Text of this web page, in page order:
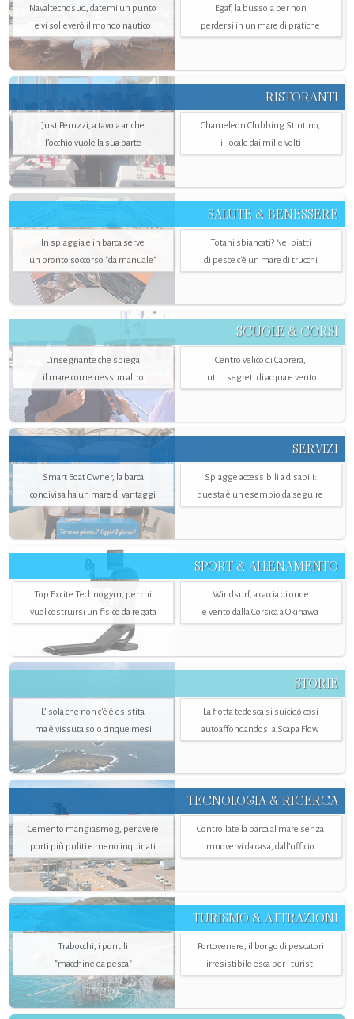
Navaltecnosud, datemi un punto
e vi solleverò il mondo nautico
Egaf, la bussola per non
perdersi in un mare di pratiche
RISTORANTI
Just Peruzzi, a tavola anche
l’occhio vuole la sua parte
Chameleon Clubbing Stintino,
il locale dai mille volti
SALUTE & BENESSERE
In spiaggia e in barca serve
un pronto soccorso "da manuale"
Totani sbiancati? Nei piatti
di pesce c'è un mare di trucchi
SCUOLE & CORSI
L'insegnante che spiega
il mare come nessun altro
Centro velico di Caprera,
tutti i segreti di acqua e vento
SERVIZI
Smart Boat Owner, la barca
condivisa ha un mare di vantaggi
Spiagge accessibili a disabili:
questa è un esempio da seguire
SPORT & ALLENAMENTO
Top Excite Technogym, per chi
vuol costruirsi un fisico da regata
Windsurf, a caccia di onde
e vento dalla Corsica a Okinawa
STORIE
L’isola che non c'è è esistita
ma è vissuta solo cinque mesi
La flotta tedesca si suicidò così
autoaffondandosi a Scapa Flow
TECNOLOGIA & RICERCA
Cemento mangiasmog, per avere
porti più puliti e meno inquinati
Controllate la barca al mare senza
muovervi da casa, dall’ufficio
TURISMO & ATTRAZIONI
Trabocchi, i pontili
"macchine da pesca"
Portovenere, il borgo di pescatori
irresistibile esca per i turisti